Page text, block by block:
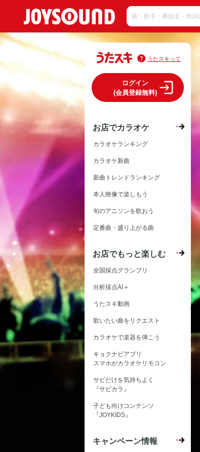
うたスキって
ログイン
(会員登録無料)
お店でカラオケ
カラオケランキング
カラオケ新曲
新曲トレンドランキング
本人映像で楽しもう
旬のアニソンを歌おう
定番曲・盛り上がる曲
お店でもっと楽しむ
全国採点グランプリ
分析採点AI＋
うたスキ動画
歌いたい曲をリクエスト
カラオケで楽器を弾こう
キョクナビアプリ
スマホがカラオケリモコン
サビだけを気持ちよく
『サビカラ』
子ども向けコンテンツ
『JOYKIDS』
キャンペーン情報